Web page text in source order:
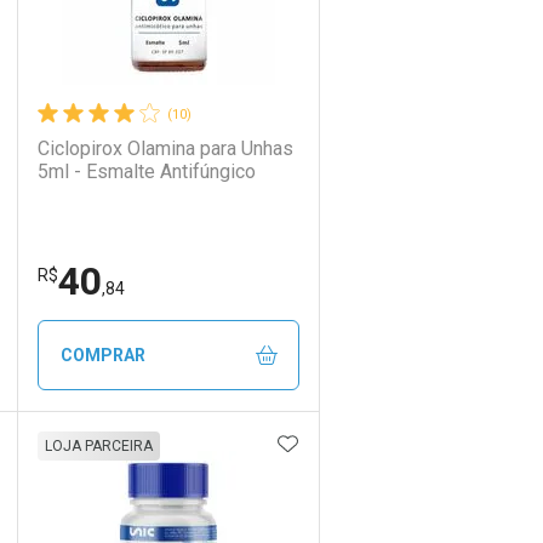
(10)
Ciclopirox Olamina para Unhas
5ml - Esmalte Antifúngico
R$40,84
COMPRAR
FECHAR
Laboratório
FECHAR
Por Menos
AOS FAVORITOS
LOJA PARCEIRA ADICIONAR AOS